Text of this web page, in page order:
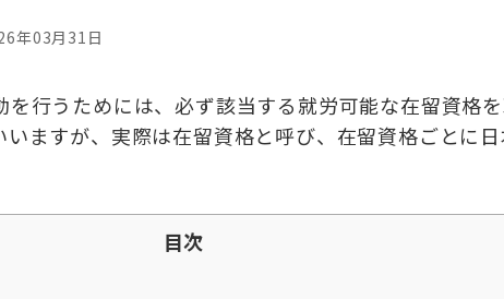
年03月31日
を行うためには、必ず該当する就労可能な在留資格
いますが、実際は在留資格と呼び、在留資格ごとに
目次